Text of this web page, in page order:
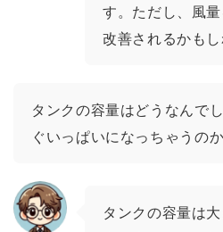
す。ただし、風
改善されるかもし
タンクの容量はどうなんで
ぐいっぱいになっちゃうの
タンクの容量は